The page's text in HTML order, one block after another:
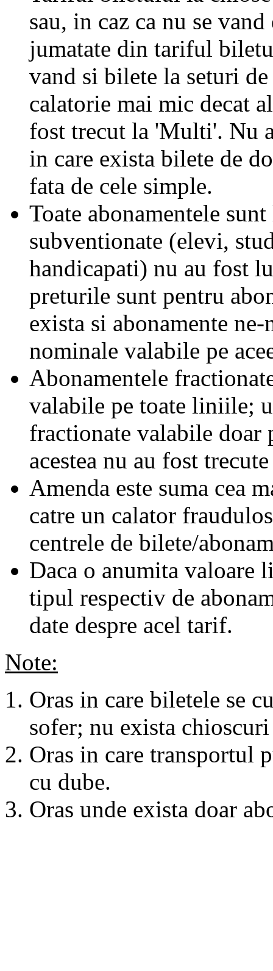
sau, in caz ca nu se
jumatate din tariful
vand si bilete la seturi
calatorie mai mic decat
fost trecut la 'Multi'. Nu
in care exista bilete de
fata de cele simple.
Toate abonamentele
subventionate (elevi,
handicapati) nu au fost
preturile sunt pentru
exista si abonamente
nominale valabile pe
Abonamentele
valabile pe toate liniile;
fractionate valabile doar
acestea nu au fost
Amenda este suma cea
catre un calator
centrele de bilete/
Daca o anumita valoare
tipul respectiv de
date despre acel tarif.
Note:
Oras in care biletele se
sofer; nu exista
Oras in care transportul
cu dube.
Oras unde exista doar